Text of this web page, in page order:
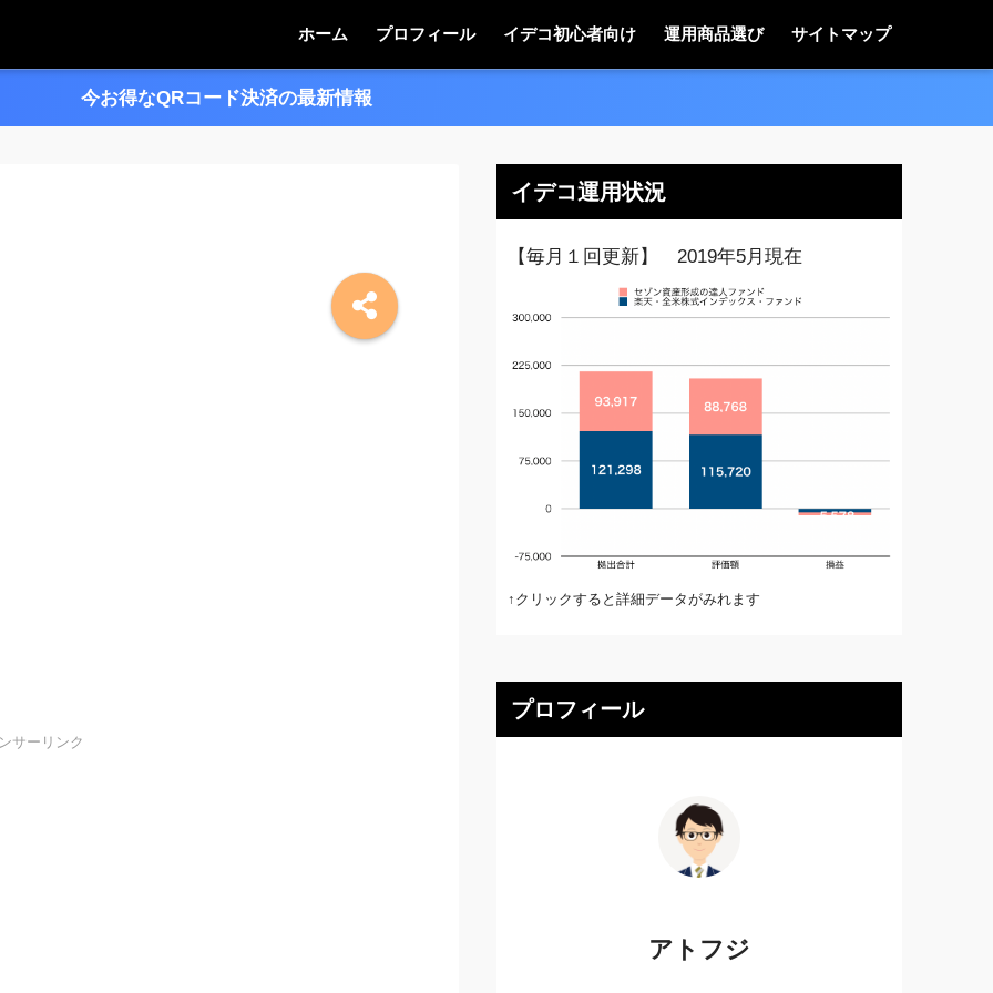
ホーム プロフィール イデコ初心者向け 運用商品選び サイトマップ
今お得なQRコード決済の最新情報
サーリンク
イデコ運用状況
【毎月１回更新】 2019年5月現在
↑クリックすると詳細データがみれます
プロフィール
アトフジ